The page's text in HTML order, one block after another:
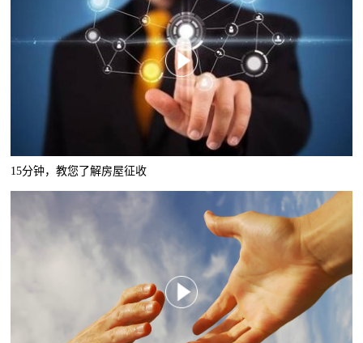
15分钟，教您了解房屋征收